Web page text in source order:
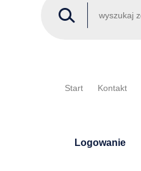
Start Kontakt
Logowanie